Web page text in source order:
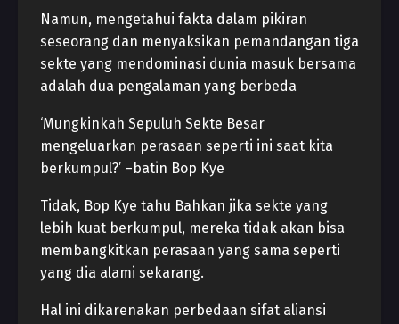
Namun, mengetahui fakta dalam pikiran
seseorang dan menyaksikan pemandangan tiga
sekte yang mendominasi dunia masuk bersama
adalah dua pengalaman yang berbeda
‘Mungkinkah Sepuluh Sekte Besar
mengeluarkan perasaan seperti ini saat kita
berkumpul?’ –batin Bop Kye
Tidak, Bop Kye tahu Bahkan jika sekte yang
lebih kuat berkumpul, mereka tidak akan bisa
membangkitkan perasaan yang sama seperti
yang dia alami sekarang.
Hal ini dikarenakan perbedaan sifat aliansi